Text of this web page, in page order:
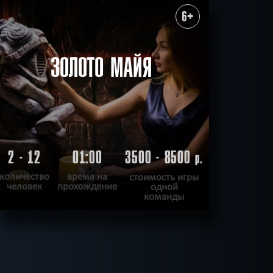
6+
ЗОЛОТО МАЙЯ
2 - 12
количество
человек
01:00
время на
прохождение
3500 - 8500р.
стоимость игры
одной
команды